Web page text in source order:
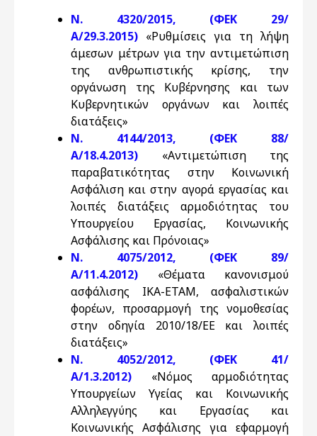
Ν. 4320/2015, (ΦΕΚ 29/
Α/29.3.2015) «Ρυθμίσεις για τη λήψη
άμεσων μέτρων για την αντιμετώπιση
της ανθρωπιστικής κρίσης, την
οργάνωση της Κυβέρνησης και των
Κυβερνητικών οργάνων και λοιπές
διατάξεις»
Ν. 4144/2013, (ΦΕΚ 88/
Α/18.4.2013) «Αντιμετώπιση της
παραβατικότητας στην Κοινωνική
Ασφάλιση και στην αγορά εργασίας και
λοιπές διατάξεις αρμοδιότητας του
Υπουργείου Εργασίας, Κοινωνικής
Ασφάλισης και Πρόνοιας»
Ν. 4075/2012, (ΦΕΚ 89/
Α/11.4.2012) «Θέματα κανονισμού
ασφάλισης ΙΚΑ-ΕΤΑΜ, ασφαλιστικών
φορέων, προσαρμογή της νομοθεσίας
στην οδηγία 2010/18/ΕΕ και λοιπές
διατάξεις»
Ν. 4052/2012, (ΦΕΚ 41/
Α/1.3.2012) «Νόμος αρμοδιότητας
Υπουργείων Υγείας και Κοινωνικής
Αλληλεγγύης και Εργασίας και
Κοινωνικής Ασφάλισης για εφαρμογή